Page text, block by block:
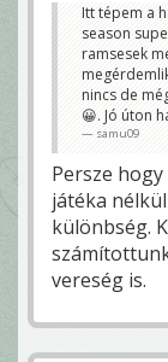
Itt tépem a
season
ramsesek
nincs de
😀. Jó úton
samu09
Persze
játéka
különbség.
vereség is.